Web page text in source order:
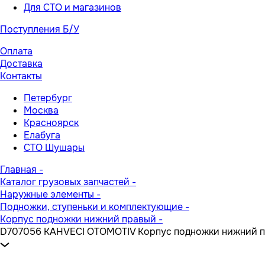
Для СТО и магазинов
Поступления Б/У
Оплата
Доставка
Контакты
Петербург
Москва
Красноярск
Елабуга
СТО Шушары
Главная -
Каталог грузовых запчастей -
Наружные элементы -
Подножки, ступеньки и комплектующие -
Корпус подножки нижний правый -
D707056 KAHVECI OTOMOTIV Корпус подножки нижний